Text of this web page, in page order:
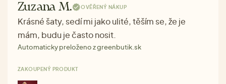
Zuzana M. OVĚŘENÝ NÁKUP
Krásné šaty, sedí mi jako ulité, těším se, že je
mám, budu je často nosit.
Automaticky preloženo z greenbutik.sk
ZAKOUPENÝ PRODUKT